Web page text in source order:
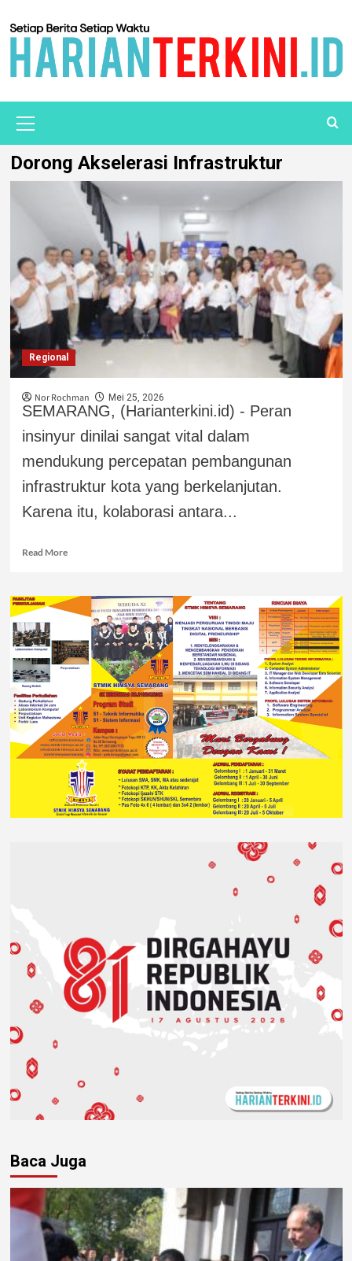
Dorong Akselerasi Infrastruktur
Regional
Nor Rochman Mei 25, 2026
SEMARANG, (Harianterkini.id) - Peran
insinyur dinilai sangat vital dalam
mendukung percepatan pembangunan
infrastruktur kota yang berkelanjutan.
Karena itu, kolaborasi antara...
Read More
Baca Juga